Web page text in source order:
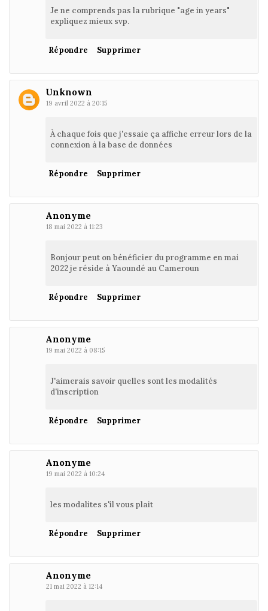
Je ne comprends pas la rubrique "age in years"
expliquez mieux svp.
Répondre Supprimer
Unknown
19 avril 2022 à 20:15
À chaque fois que j'essaie ça affiche erreur lors de la
connexion à la base de données
Répondre Supprimer
Anonyme
18 mai 2022 à 11:23
Bonjour peut on bénéficier du programme en mai
2022 je réside à Yaoundé au Cameroun
Répondre Supprimer
Anonyme
19 mai 2022 à 08:15
J'aimerais savoir quelles sont les modalités
d'inscription
Répondre Supprimer
Anonyme
19 mai 2022 à 10:24
les modalites s'il vous plait
Répondre Supprimer
Anonyme
21 mai 2022 à 12:14